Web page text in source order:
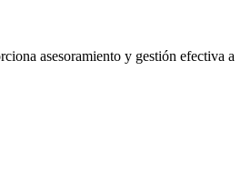
asesoramiento y gestión efectiva a